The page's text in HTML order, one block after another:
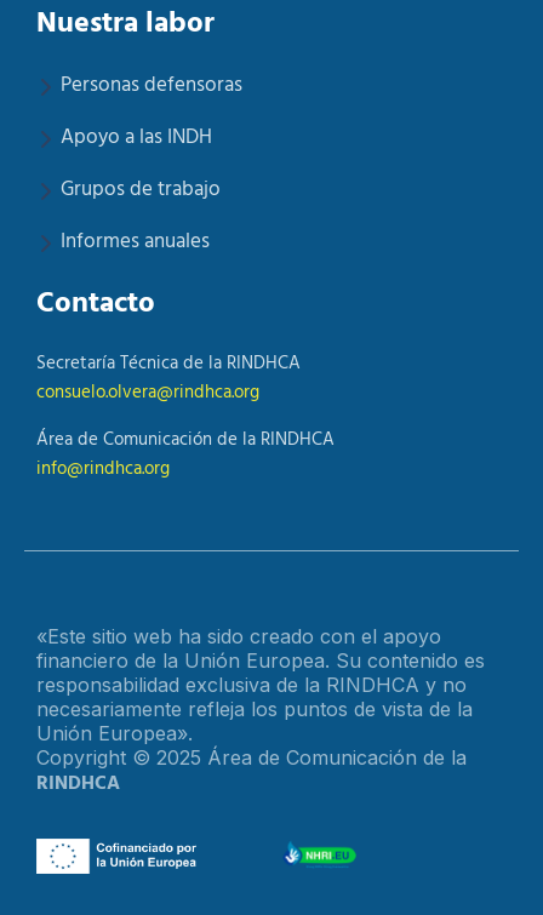
Nuestra labor
Personas defensoras
Apoyo a las INDH
Grupos de trabajo
Informes anuales
Contacto
Secretaría Técnica de la RINDHCA
consuelo.olvera@rindhca.org
Área de Comunicación de la RINDHCA
info@rindhca.org
«Este sitio web ha sido creado con el apoyo
financiero de la Unión Europea. Su contenido es
responsabilidad exclusiva de la RINDHCA y no
necesariamente refleja los puntos de vista de la
Unión Europea».
Copyright © 2025 Área de Comunicación de la
RINDHCA